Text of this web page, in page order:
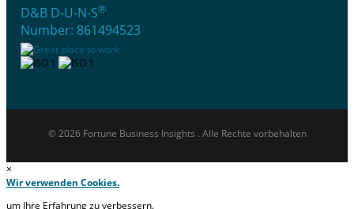
D&B D-U-N-S®
Number: 861494523
© 2026 Fortune Business Insights . Alle Rechte vorbehalten
×
Wir verwenden Cookies.
um Ihre Erfahrung zu verbessern.